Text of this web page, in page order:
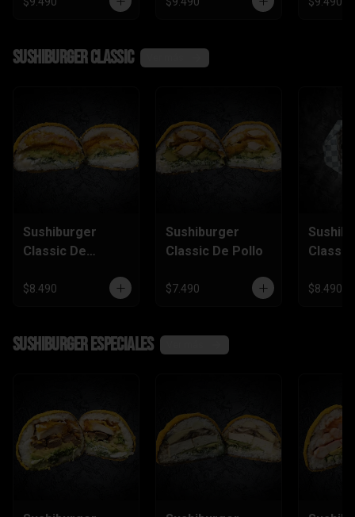
SushiBurger Classic
Sushiburger
Classic De
$8.490
Sushiburger
Classic De Pollo
$7.490
Classic
$8.490
SushiBurger Especiales